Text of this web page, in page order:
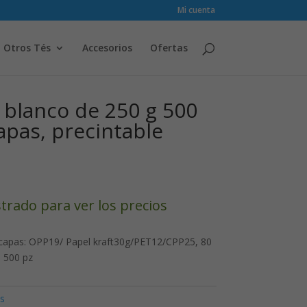
Mi cuenta
Otros Tés Accesorios Ofertas
de 250 g 500
precintable
para ver los precios
OPP19/ Papel kraft30g/PET12/CPP25, 80
500 pz